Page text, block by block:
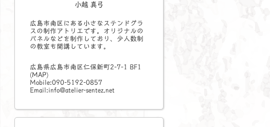
小越 真弓
広島市南区にある小さなステンドグラ
スの制作アトリエです。オリジナルの
パネルなどを制作しており、少人数制
の教室も開講しています。
広島県広島市南区仁保新町2-7-1 BF1
(MAP)
Mobile:090-5192-0857
Email:info@atelier-sentez.net